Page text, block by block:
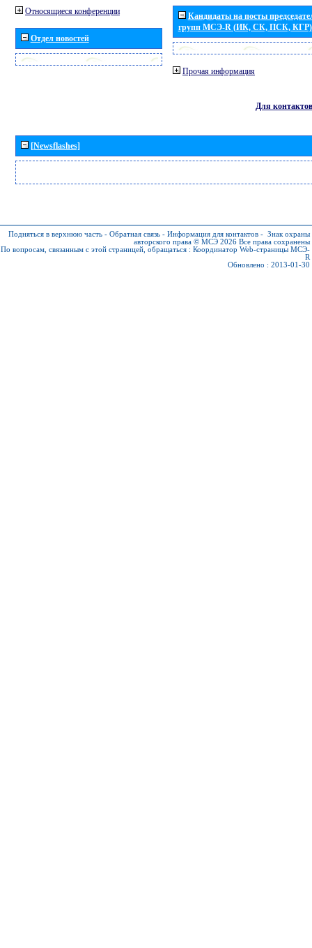
Относящиеся конференции
Отдел новостей
Кандидаты на посты
групп МСЭ-R (ИК, СК, ПСК, КГР)
Прочая информация
Для контактов
[Newsflashes]
Подняться в верхнюю часть - Обратная связь - Информация для контактов - Знак охраны
авторского права © МСЭ 2026 Все права сохранены
По вопросам, связанным с этой страницей, обращаться : Координатор Web-страницы МСЭ-
R
Обновлено : 2013-01-30